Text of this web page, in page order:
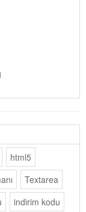
html5
Textarea
indirim kodu